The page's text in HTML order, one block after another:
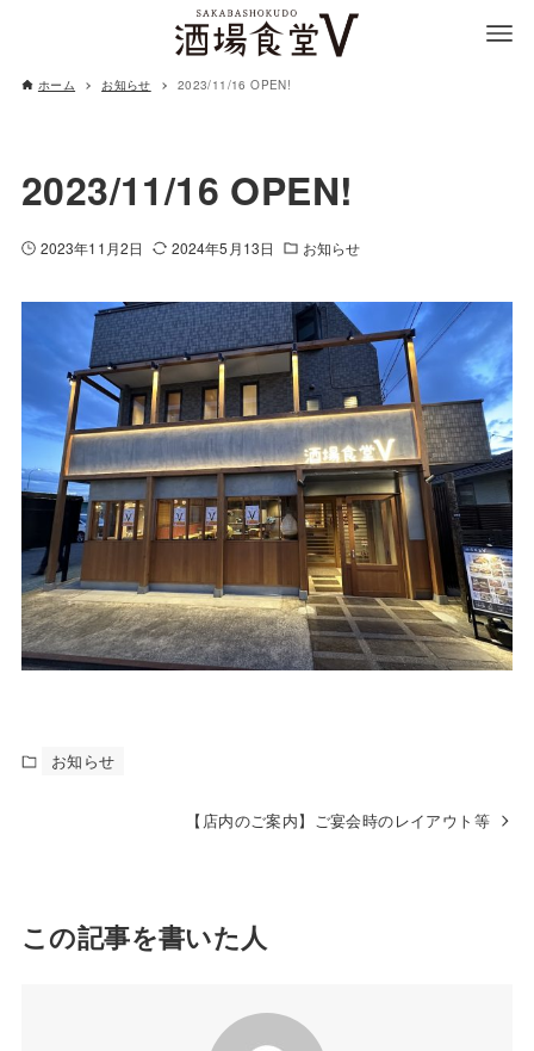
ホーム お知らせ 2023/11/16 OPEN!
2023/11/16 OPEN!
2023年11月2日 2024年5月13日 お知らせ
お知らせ
【店内のご案内】ご宴会時のレイアウト等
この記事を書いた人